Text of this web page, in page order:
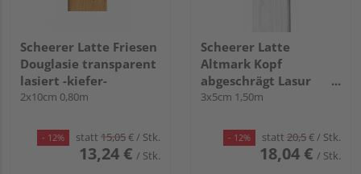
Scheerer Latte Friesen
Douglasie transparent
lasiert -kiefer-
2x10cm 0,80m
- 12% statt 15,05€/ Stk.
13,24 € / Stk.
Scheerer Latte
Altmark Kopf
abgeschrägt Lasur
transparent lasiert -
3x5cm 1,50m
- 12% statt 20,5€/ Stk.
18,04 € / Stk.